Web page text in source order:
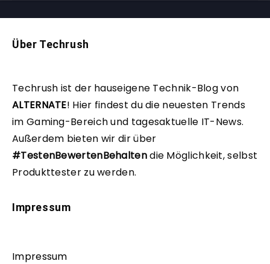
Über Techrush
Techrush ist der hauseigene Technik-Blog von
ALTERNATE! Hier findest du die neuesten Trends
im Gaming-Bereich und tagesaktuelle IT-News.
Außerdem bieten wir dir über
#TestenBewertenBehaltendie Möglichkeit, selbst
Produkttester zu werden.
Impressum
Impressum